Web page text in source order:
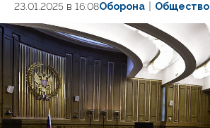
23.01.2025 в 16:08Оборона Общество